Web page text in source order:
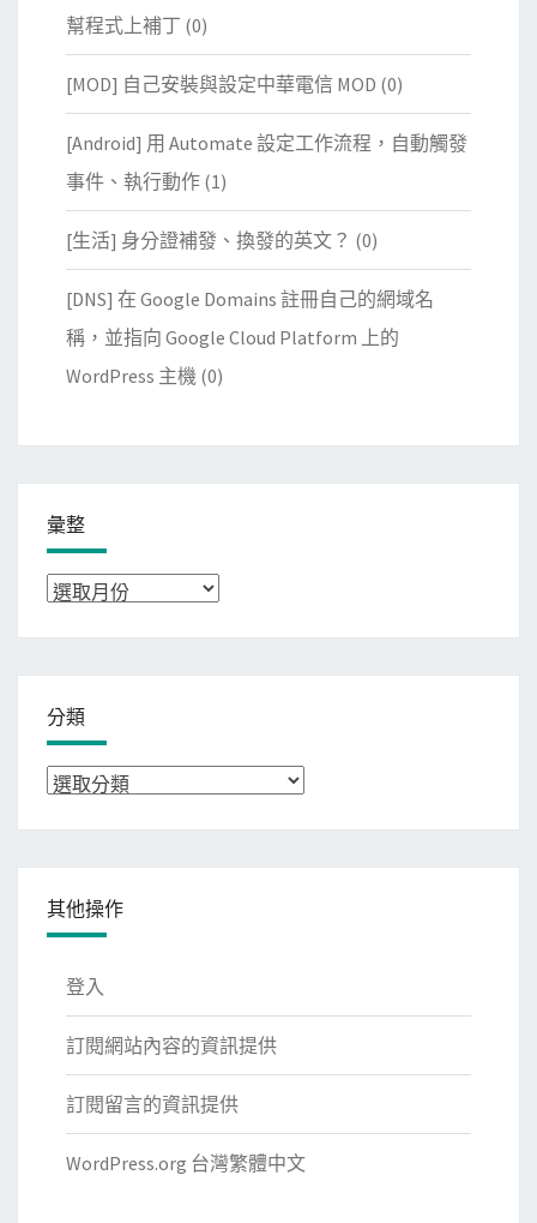
幫程式上補丁 (0)
[MOD] 自己安裝與設定中華電信 MOD (0)
[Android] 用 Automate 設定工作流程，自動觸發
事件、執行動作 (1)
[生活] 身分證補發、換發的英文？ (0)
[DNS] 在 Google Domains 註冊自己的網域名
稱，並指向 Google Cloud Platform 上的
WordPress 主機 (0)
彙整
彙
分類
分
其他操作
登入
訂閱網站內容的資訊提供
訂閱留言的資訊提供
WordPress.org 台灣繁體中文